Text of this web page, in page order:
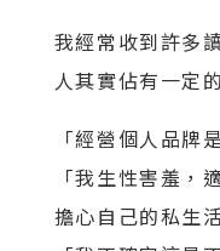
我經常收到許多
人其實佔有一定
「經營個人品牌
「我生性害羞，
擔心自己的私生